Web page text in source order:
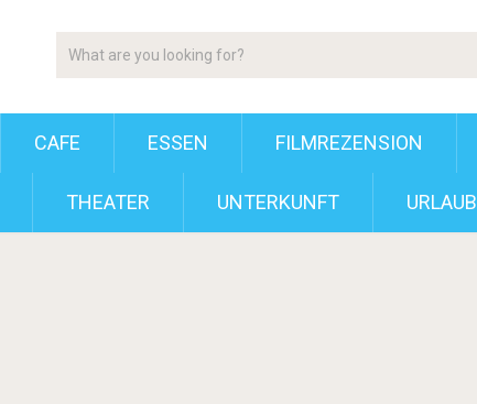
CAFE ESSEN FILMREZENSION
THEATER UNTERKUNFT URLAUB